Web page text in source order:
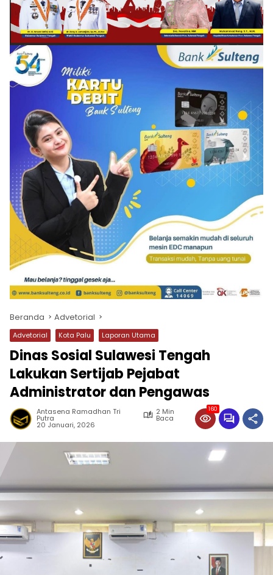
Beranda Advetorial
Advetorial Kota Palu Laporan Utama
Dinas Sosial Sulawesi Tengah
Lakukan Sertijab Pejabat
Administrator dan Pengawas
Antasena Ramadhan Tri
Putra
2 Min
Baca
20 Januari, 2026
160